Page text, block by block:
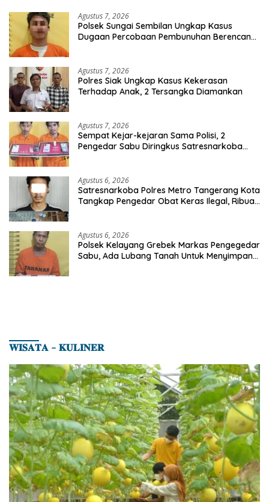
Agustus 7, 2026
Polsek Sungai Sembilan Ungkap Kasus
Dugaan Percobaan Pembunuhan Berencana,
Agustus 7, 2026
Polres Siak Ungkap Kasus Kekerasan
Terhadap Anak, 2 Tersangka Diamankan
Agustus 7, 2026
Sempat Kejar-kejaran Sama Polisi, 2
Pengedar Sabu Diringkus Satresnarkoba
Agustus 6, 2026
Satresnarkoba Polres Metro Tangerang Kota
Tangkap Pengedar Obat Keras Ilegal, Ribuan
Agustus 6, 2026
Polsek Kelayang Grebek Markas Pengegedar
Sabu, Ada Lubang Tanah Untuk Menyimpan
𝐖𝐈𝐒𝐀𝐓𝐀 – 𝐊𝐔𝐋𝐈𝐍𝐄𝐑